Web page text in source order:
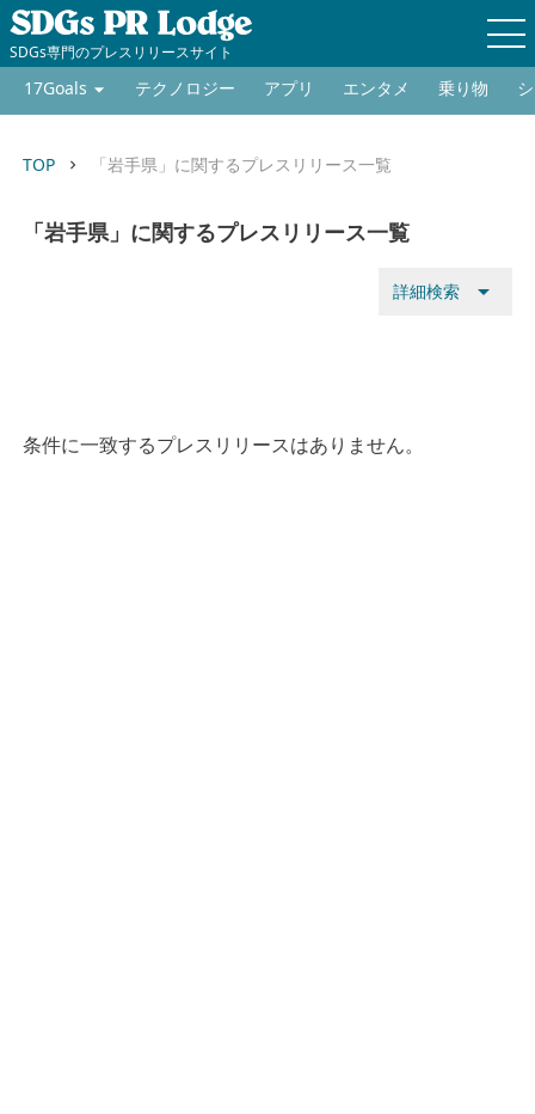
SDGs専門のプレスリリースサイト
17Goals テクノロジー アプリ エンタメ 乗り物
TOP keyboard_arrow_right 「岩手県」に関するプレスリリース一覧
「岩手県」に関するプレスリリース一覧
詳細検索 arrow_drop_down
条件に一致するプレスリリースはありません。